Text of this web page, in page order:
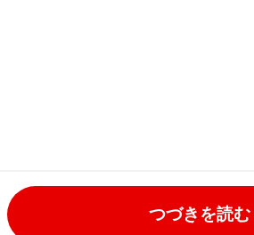
つづきを読む